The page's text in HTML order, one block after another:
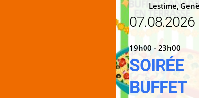
Lestime,
07.08.2026
19h00 - 23h00
SOIRÉE
BUFFET